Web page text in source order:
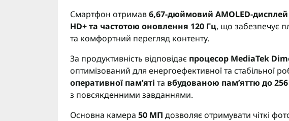
Смартфон отримав6,67-дюймовий AMOLED-
HD+ та частотою оновлення 120 Гц, що забезпечує
та комфортний перегляд контенту.
За продуктивність відповідає процесор MediaTek
оптимізований для енергоефективної та стабільної
оперативної пам’яті та вбудованою пам’яттю до
з повсякденними завданнями.
Основна камера 50 МП дозволяє отримувати чіткі